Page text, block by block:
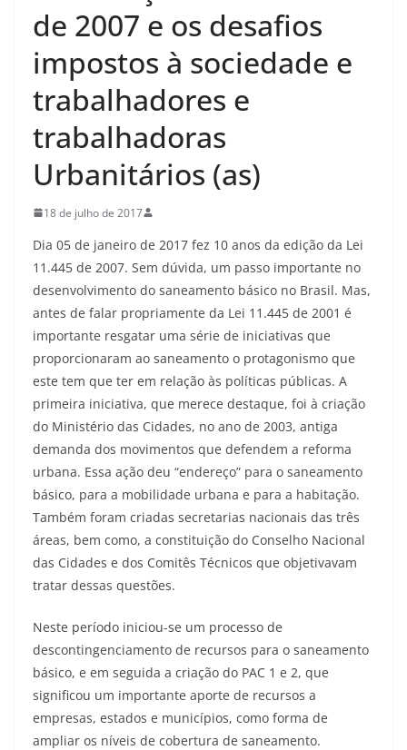
de 2007 e os desafios
impostos à sociedade e
trabalhadores e
trabalhadoras
Urbanitários (as)
18 de julho de 2017
Dia 05 de janeiro de 2017 fez 10 anos da edição da Lei
11.445 de 2007. Sem dúvida, um passo importante no
desenvolvimento do saneamento básico no Brasil. Mas,
antes de falar propriamente da Lei 11.445 de 2001 é
importante resgatar uma série de iniciativas que
proporcionaram ao saneamento o protagonismo que
este tem que ter em relação às políticas públicas. A
primeira iniciativa, que merece destaque, foi à criação
do Ministério das Cidades, no ano de 2003, antiga
demanda dos movimentos que defendem a reforma
urbana. Essa ação deu “endereço” para o saneamento
básico, para a mobilidade urbana e para a habitação.
Também foram criadas secretarias nacionais das três
áreas, bem como, a constituição do Conselho Nacional
das Cidades e dos Comitês Técnicos que objetivavam
tratar dessas questões.
Neste período iniciou-se um processo de
descontingenciamento de recursos para o saneamento
básico, e em seguida a criação do PAC 1 e 2, que
significou um importante aporte de recursos a
empresas, estados e municípios, como forma de
ampliar os níveis de cobertura de saneamento.